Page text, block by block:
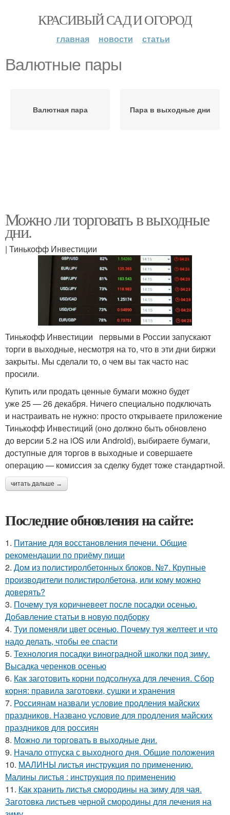
КРАСИВЫЙ САД И ОГОРОД
главная новости статьи
Валютные пары
Валютная пара Пара в выходные дни
Можно ли торговать в выходные
дни.
| Тинькофф Инвестиции
Тинькофф Инвестиции первыми в России запускают
торги в выходные, несмотря на то, что в эти дни биржи
закрыты. Мы сделали то, о чем вы так часто нас
просили.
Купить или продать ценные бумаги можно будет
уже 25 — 26 декабря. Ничего специально подключать
и настраивать не нужно: просто открываете приложение
Тинькофф Инвестиций (оно должно быть обновлено
до версии 5.2 на iOS или Android), выбираете бумаги,
доступные для торгов в выходные и совершаете
операцию — комиссия за сделку будет тоже стандартной.
читать дальше →
Последние обновления на сайте:
1. Питание для восстановления печени. Общие
рекомендации по приёму пищи
2. Дом из полистиролбетонных блоков. №7. Крупные
производители полистиролбетона, или кому можно
доверять?
3. Почему туя коричневеет после посадки осенью.
Добавление статьи в новую подборку
4. Туи поменяли цвет осенью. Почему туя желтеет и что
надо делать, чтобы ее спасти
5. Технология посадки виноградной школки под зиму.
Высадка черенков осенью
6. Как заготовить корни подсолнуха для лечения. Сбор
корня: правила заготовки, сушки и хранения
7. Россиянам назвали условие продления майских
праздников. Названо условие для продления майских
праздников для россиян
8. Можно ли торговать в выходные дни.
9. Начало отпуска с выходного дня. Общие положения
10. МАЛИНЫ листья инструкция по применению.
Малины листья : инструкция по применению
11. Как хранить листья смородины на зиму для чая.
Заготовка листьев черной смородины для лечения на